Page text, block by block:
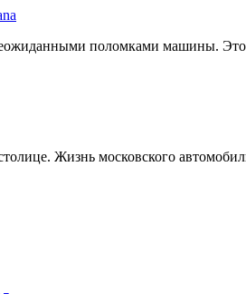
поломками машины. Это
Жизнь московского